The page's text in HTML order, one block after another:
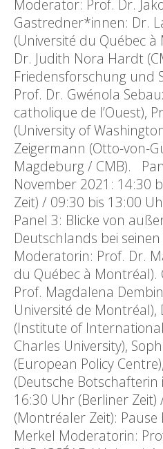
Moderator: Prof. Dr.
Gastredner*innen: Dr.
(Université du Québec à
Dr. Judith Nora Hardt
Friedensforschung und
Prof. Dr. Gwénola
catholique de l’Ouest),
(University of
Zeigermann (Otto-von-
Magdeburg / CMB).
November 2021: 14:30
Zeit) / 09:30 bis 13:00
Panel 3: Blicke von
Deutschlands bei
Moderatorin: Prof. Dr.
du Québec à
Prof. Magdalena
Université de
(Institute of
Charles University),
(European Policy
(Deutsche Botschafterin
16:30 Uhr (Berliner Zeit)
(Montréaler Zeit):
Merkel Moderatorin: